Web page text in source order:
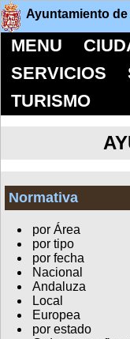
Ayuntamiento de
MENU
SERVICIOS
TURISMO
Normativa
por Área
por tipo
por fecha
Nacional
Andaluza
Local
Europea
por estado